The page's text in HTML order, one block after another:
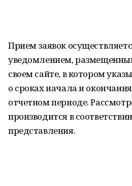
Прием заявок
уведомлением,
своем сайте, в котором
о сроках начала и
отчетном периоде.
производится в
представления.